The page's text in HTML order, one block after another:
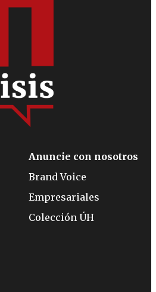
Anuncie con nosotros
Brand Voice
Empresariales
Colección ÚH